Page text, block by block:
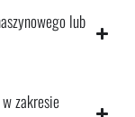
lub
zakresie